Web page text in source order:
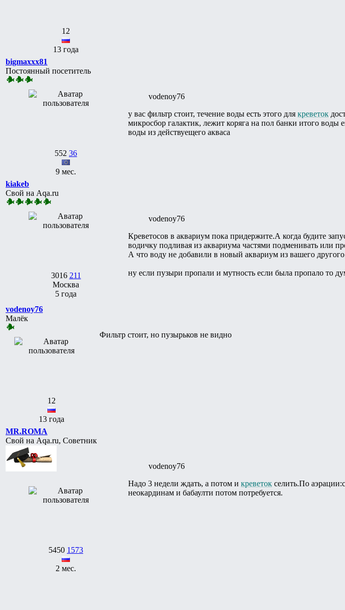
12
13 года
bigmaxxx81
Постоянный посетитель
552 36
9 мес.
vodenoy76
у вас фильтр стоит, течение воды есть этого для креветок
микросбор галактик, лежит коряга на пол банки итого воды
воды из действуещего акваса
kiakeb
Свой на Aqa.ru
3016 211
Москва
5 года
vodenoy76
Креветосов в аквариум пока придержите.А когда будите
водичку подливая из аквариума частями подменивать или
А что воду не добавили в новый аквариум из вашего
ну если пузыри пропали и мутность если была пропало то
vodenoy76
Малёк
12
13 года
Фильтр стоит, но пузырьков не видно
MR.ROMA
Свой на Aqa.ru, Советник
5450 1573
2 мес.
vodenoy76
Надо 3 недели ждать, а потом и креветок селить.По
неокардинам и бабаулти потом потребуется.